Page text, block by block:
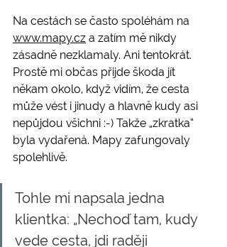
Na cestách se často spoléhám na
www.mapy.cz a zatím mě nikdy
zásadně nezklamaly. Ani tentokrát.
Prostě mi občas přijde škoda jít
někam okolo, když vidím, že cesta
může vést i jinudy a hlavně kudy asi
nepůjdou všichni :-) Takže „zkratka“
byla vydařená. Mapy zafungovaly
spolehlivě.
Tohle mi napsala jedna
klientka: „Nechoď tam, kudy
vede cesta, jdi raději